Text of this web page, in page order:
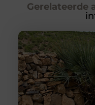
Gerelateerde